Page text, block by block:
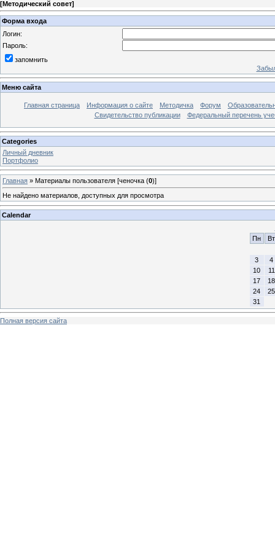
[Методический совет]
Форма входа
Логин:
Пароль:
запомнить
Меню сайта
Главная страница Информация о сайте Методичка Форум
Свидетельство публикации
Федеральный перечень
Categories
Личный дневник
Портфолио
Главная » Материалы пользователя [ченочка (0)]
Не найдено материалов, доступных для просмотра
Calendar
Пн
Вт
3
4
10
11
17
18
24
25
31
Полная версия сайта